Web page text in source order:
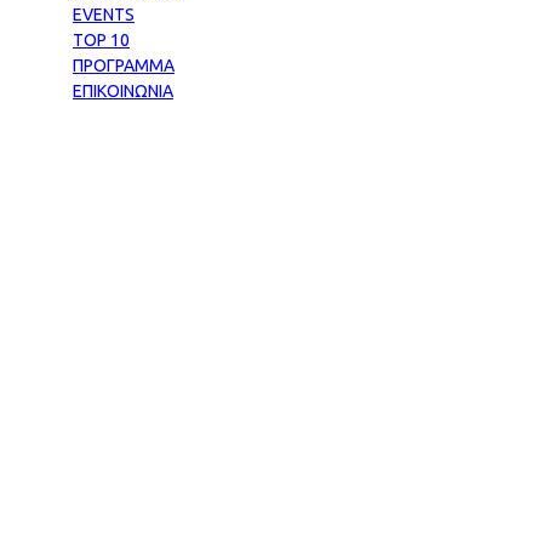
EVENTS
TOP 10
ΠΡΟΓΡΑΜΜΑ
ΕΠΙΚΟΙΝΩΝΙΑ